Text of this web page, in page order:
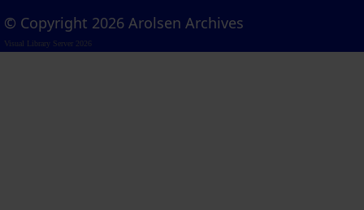
© Copyright 2026 Arolsen Archives
Visual Library Server 2026